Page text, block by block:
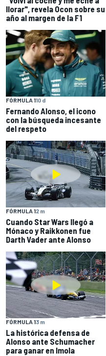
llorar", revela Ocon sobre su
año al margen de la F1
FÓRMULA 110 d
Fernando Alonso, el icono
con la búsqueda incesante
del respeto
FÓRMULA 12 m
Cuando Star Wars llegó a
Mónaco y Raikkonen fue
Darth Vader ante Alonso
FÓRMULA 13 m
La histórica defensa de
Alonso ante Schumacher
para ganar en Imola